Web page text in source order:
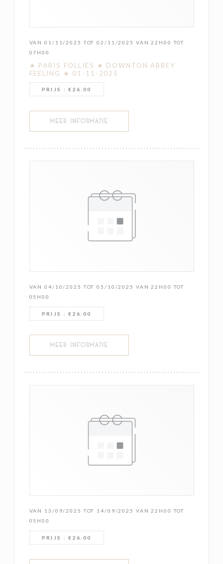
VAN 01/11/2025 TOT 02/11/2025 VAN 22H00 TOT
07H00
★ PARIS FOLLIES ★ DOWNTON ABBEY
FEELING ★ 01-11-2025
PRIJS : €26.00
MEER INFORMATIE
VAN 04/10/2025 TOT 05/10/2025 VAN 22H00 TOT
05H00
PRIJS : €26.00
MEER INFORMATIE
VAN 13/09/2025 TOT 14/09/2025 VAN 22H00 TOT
05H00
PRIJS : €26.00